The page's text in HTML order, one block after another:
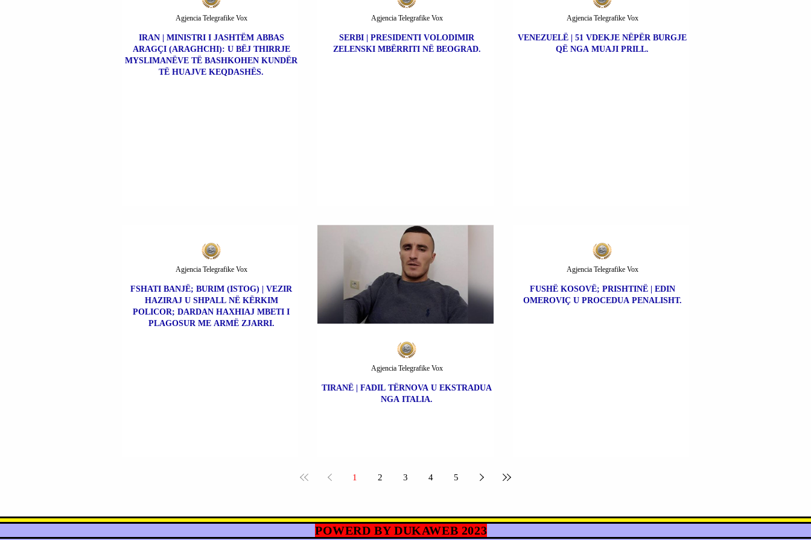
IRAN | MINISTRI I JASHTËM ABBAS
ARAGÇI (ARAGHCHI): U BËJ THIRRJE
MYSLIMANËVE TË BASHKOHEN KUNDËR
TË HUAJVE KEQDASHËS.
Agjencia Telegrafike Vox
SERBI | PRESIDENTI VOLODIMIR
ZELENSKI MBËRRITI NË BEOGRAD.
Agjencia Telegrafike Vox
VENEZUELË | 51 VDEKJE NËPËR BURGJE
QË NGA MUAJI PRILL.
Agjencia Telegrafike Vox
FSHATI BANJË; BURIM (ISTOG) | VEZIR
HAZIRAJ U SHPALL NË KËRKIM
POLICOR; DARDAN HAXHIAJ MBETI I
PLAGOSUR ME ARMË ZJARRI.
Agjencia Telegrafike Vox
TIRANË | FADIL TËRNOVA U EKSTRADUA
NGA ITALIA.
Agjencia Telegrafike Vox
FUSHË KOSOVË; PRISHTINË | EDIN
OMEROVIÇ U PROCEDUA PENALISHT.
Agjencia Telegrafike Vox
1 2 3 4 5
POWERD BY DUKAWEB 2023